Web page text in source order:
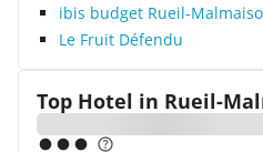
ibis budget Rueil-
Le Fruit Défendu
Top Hotel in Rueil-